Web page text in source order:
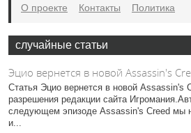
О проекте
Контакты Политика
случайные статьи
Эцио вернется в новой Assassin's
Статья Эцио вернется в новой Assassin's
разрешения редакции сайта
следующем эпизоде Assassin's Creed мы
и...